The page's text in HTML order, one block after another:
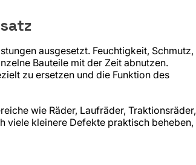
ausgesetzt. Feuchtigkeit, Schmutz,
Bauteile mit der Zeit abnutzen.
zu ersetzen und die Funktion des
wie Räder, Laufräder, Traktionsräder,
viele kleinere Defekte praktisch beheben,